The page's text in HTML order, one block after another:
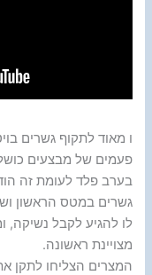
ו מאוד לתקוף גשרים
פעמים של מבצעים
גשרים במטס הראשון
לו להגיע לקבל נשיקה,
מצויינת ראשונה.
המצרים הצליחו לתקן